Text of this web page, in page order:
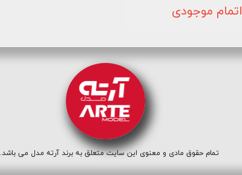
اتمام موجودی
تمام حقوق مادی و معنوی این سایت متعلق به برند آرته مدل می باشد.